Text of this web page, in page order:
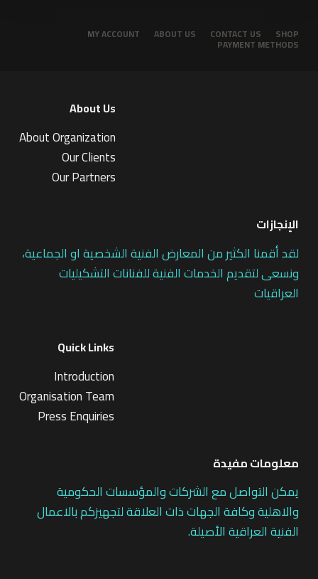
SHOP
CONTACT US
ABOUT US
MY ACCOUNT
PAYMENT METHODS
About Us
About Organization
Our Clients
Our Partners
الإنجازات
لقد أقمنا الكثير من المعارض الفنية الشخصية او الجماعية،
ونسعى لتقديم الخدمات الفنية للفنانات التشكيليات
العراقيات
Quick Links
Introduction
Organisation Team
Press Enquiries
معلومات مفيدة
يمكن التواصل مع الشركات والمؤسسات الحكومية
والاهلية وكافة الجهات ذات العلاقة لتجهيزكم بالاعمال
الفنية العراقية الأصيلة.